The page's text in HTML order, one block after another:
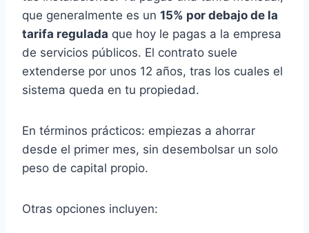
que generalmente es un 15% por debajo de la
tarifa regulada que hoy le pagas a la empresa
de servicios públicos. El contrato suele
extenderse por unos 12 años, tras los cuales el
sistema queda en tu propiedad.
En términos prácticos: empiezas a ahorrar
desde el primer mes, sin desembolsar un solo
peso de capital propio.
Otras opciones incluyen: